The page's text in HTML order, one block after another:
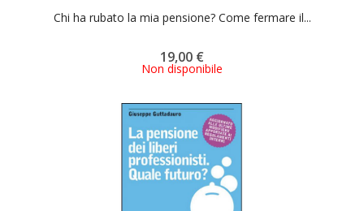
Chi ha rubato la mia pensione? Come fermare il...
19,00 €
Non disponibile